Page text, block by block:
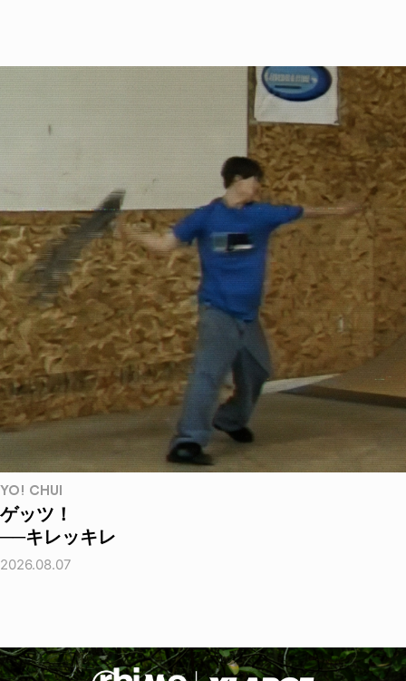
YO! CHUI
ゲッツ！
──キレッキレ
2026.08.07